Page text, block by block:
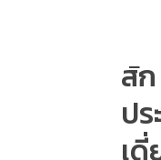
สั
ป
เดี่